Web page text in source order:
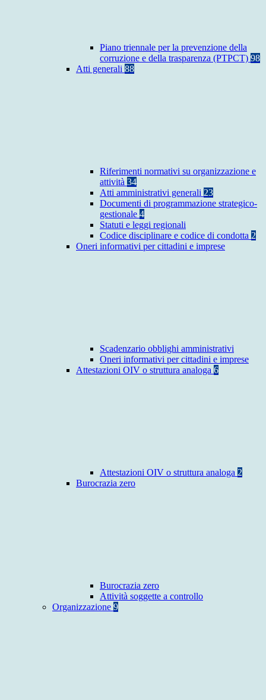
Piano triennale per la prevenzione della
corruzione e della trasparenza (PTPCT) 98
Atti generali 88
Riferimenti normativi su organizzazione e
attività 34
Atti amministrativi generali 23
Documenti di programmazione strategico-
gestionale 4
Statuti e leggi regionali
Codice disciplinare e codice di condotta 2
Oneri informativi per cittadini e imprese
Scadenzario obblighi amministrativi
Oneri informativi per cittadini e imprese
Attestazioni OIV o struttura analoga 6
Attestazioni OIV o struttura analoga 2
Burocrazia zero
Burocrazia zero
Attività soggette a controllo
Organizzazione 9